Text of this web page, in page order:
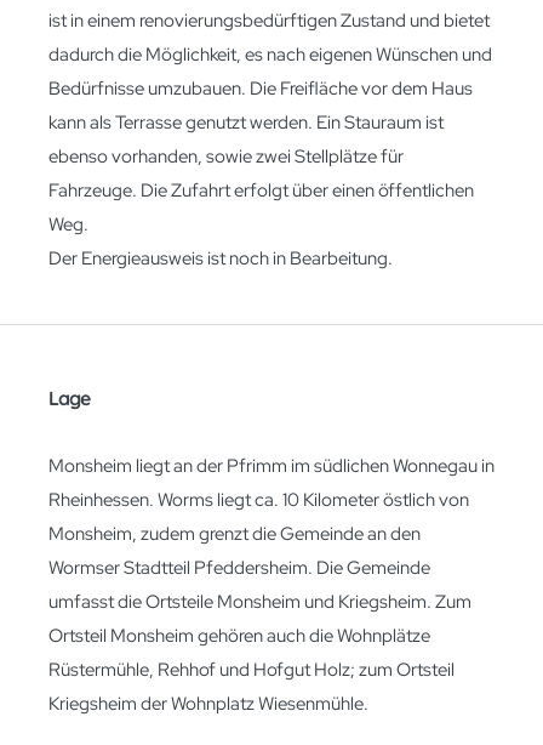
ist in einem renovierungsbedürftigen Zustand und bietet
dadurch die Möglichkeit, es nach eigenen Wünschen und
Bedürfnisse umzubauen. Die Freifläche vor dem Haus
kann als Terrasse genutzt werden. Ein Stauraum ist
ebenso vorhanden, sowie zwei Stellplätze für
Fahrzeuge. Die Zufahrt erfolgt über einen öffentlichen
Weg.
Der Energieausweis ist noch in Bearbeitung.
Lage
Monsheim liegt an der Pfrimm im südlichen Wonnegau in
Rheinhessen. Worms liegt ca. 10 Kilometer östlich von
Monsheim, zudem grenzt die Gemeinde an den
Wormser Stadtteil Pfeddersheim. Die Gemeinde
umfasst die Ortsteile Monsheim und Kriegsheim. Zum
Ortsteil Monsheim gehören auch die Wohnplätze
Rüstermühle, Rehhof und Hofgut Holz; zum Ortsteil
Kriegsheim der Wohnplatz Wiesenmühle.